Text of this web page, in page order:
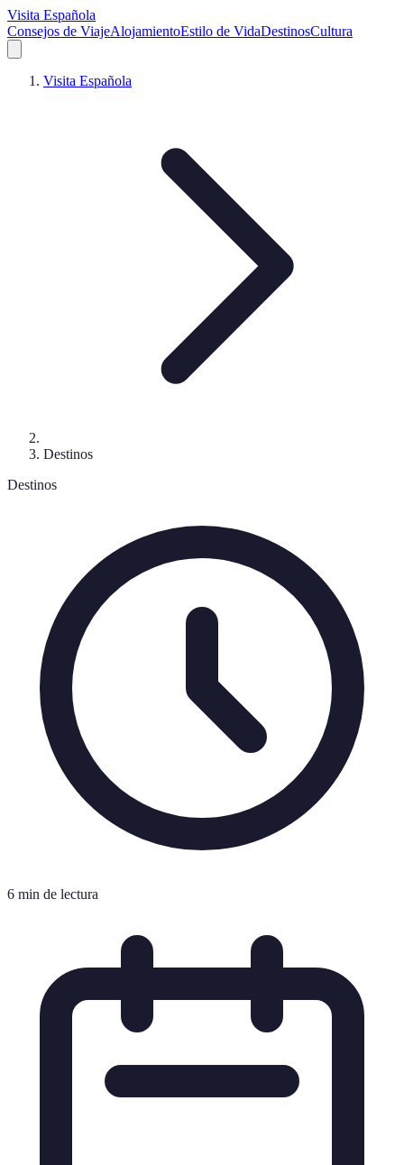
Visita Española
Consejos de ViajeAlojamientoEstilo de VidaDestinosCultura
Visita Española
Destinos
Destinos
6 min de lectura